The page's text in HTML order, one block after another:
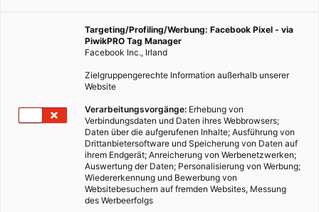
Targeting/Profiling/Werbung: Facebook Pixel - via
PiwikPRO Tag Manager
Facebook Inc., Irland
Zielgruppengerechte Information außerhalb unserer
Website
Verarbeitungsvorgänge: Erhebung von
Verbindungsdaten und Daten ihres Webbrowsers;
Daten über die aufgerufenen Inhalte; Ausführung von
Drittanbietersoftware und Speicherung von Daten auf
ihrem Endgerät; Anreicherung von Werbenetzwerken;
Auswertung der Daten; Personalisierung von Werbung;
Wiedererkennung und Bewerbung von
Websitebesuchern auf fremden Websites, Messung
des Werbeerfolgs